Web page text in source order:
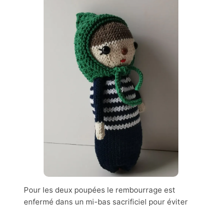
Pour les deux poupées le rembourrage est
enfermé dans un mi-bas sacrificiel pour éviter